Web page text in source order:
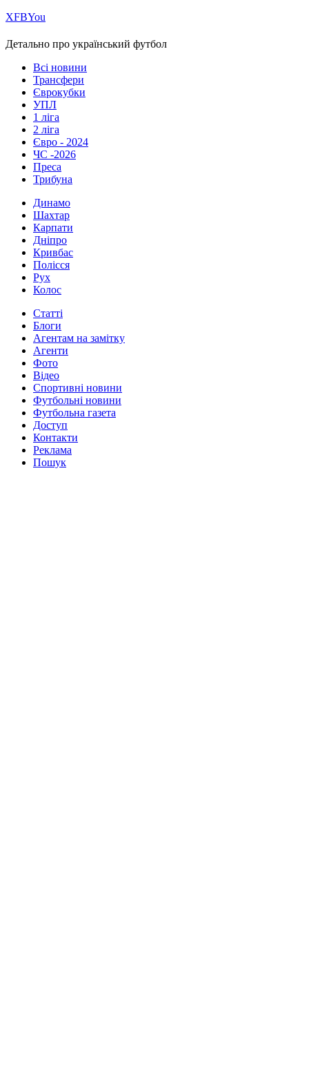
ХFBYou
Детально про український футбол
Всі новини
Трансфери
Єврокубки
УПЛ
1 ліга
2 ліга
Євро - 2024
ЧС -2026
Преса
Трибуна
Динамо
Шахтар
Карпати
Дніпро
Кривбас
Полісся
Рух
Колос
Статті
Блоги
Агентам на замітку
Агенти
Фото
Відео
Спортивні новини
Футбольні новини
Футбольна газета
Доступ
Контакти
Реклама
Пошук